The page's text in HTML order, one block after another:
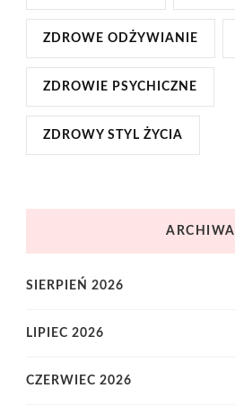
ZDROWE ODŻYWIANIE
ZDROWIE PSYCHICZNE
ZDROWY STYL ŻYCIA
ARCHIWA
SIERPIEŃ 2026
LIPIEC 2026
CZERWIEC 2026